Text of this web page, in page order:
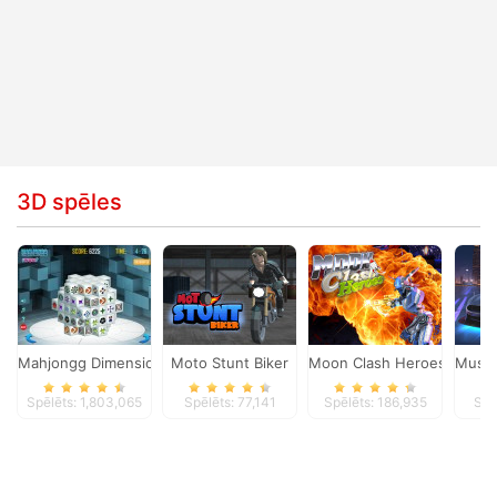
3D spēles
Mahjongg Dimensions
Spēlēts: 1,803,065
Moto Stunt Biker
Spēlēts: 77,141
Moon Clash Heroes
Spēlēts: 186,935